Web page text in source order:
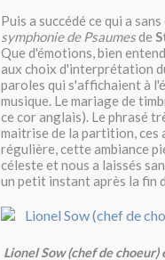
Puis a succédé ce qui a
symphonie de Psaumesde
Que d'émotions, bien
aux choix d'interprétation
paroles qui s'affichaient à
musique. Le mariage de
ce cor anglais). Le phrasé
maitrise de la partition, ces
régulière, cette ambiance
céleste et nous a laissés
un petit instant après la fin
Lionel Sow (chef de